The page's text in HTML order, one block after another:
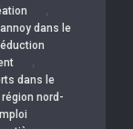
,
dans le
,
dans le
nord-